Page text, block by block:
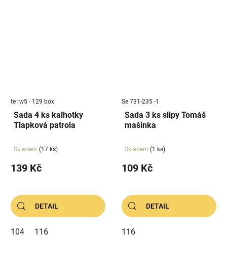
te rw5 - 129 box
Sada 4 ks kalhotky
Tlapková patrola
Skladem (17 ks)
139 Kč
DETAIL
104 116
Se 731-235 -1
Sada 3 ks slipy Tomáš
mašinka
Skladem (1 ks)
109 Kč
DETAIL
116